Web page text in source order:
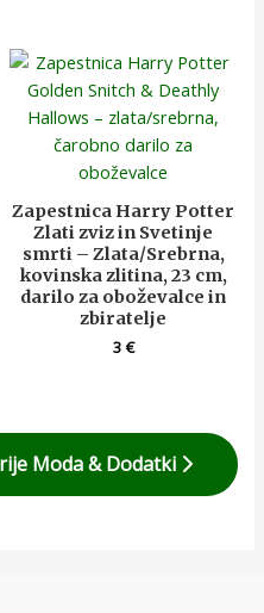
Zapestnica Harry Potter
Zlati zviz in Svetinje
smrti – Zlata/Srebrna,
kovinska zlitina, 23 cm,
darilo za oboževalce in
zbiratelje
3€
Moda & Dodatki